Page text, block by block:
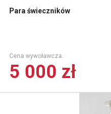
Para świeczników
Cena wywoławcza.
5 000 zł